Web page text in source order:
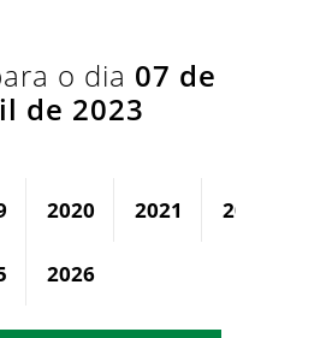
o dia 07 de
de 2023
2020 2021 2022
2026